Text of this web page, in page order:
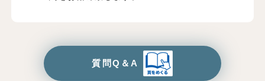
質問Q＆A